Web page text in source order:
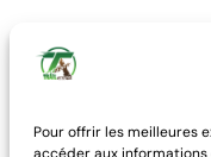
Pour offrir les meilleures